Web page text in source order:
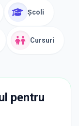
Școli
Cursuri
pentru